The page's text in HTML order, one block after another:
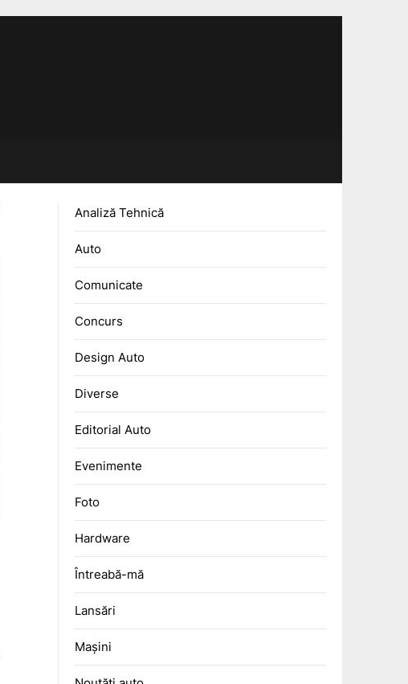
Analiză Tehnică
Auto
Comunicate
Concurs
Design Auto
Diverse
Editorial Auto
Evenimente
Foto
Hardware
Întreabă-mă
Lansări
Mașini